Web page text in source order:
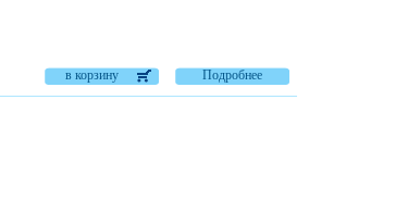
Подробнее
в корзину